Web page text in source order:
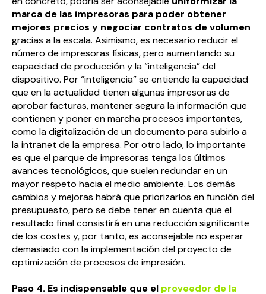
marca de las impresoras para poder obtener
mejores precios y negociar contratos de volumen
gracias a la escala. Asimismo, es necesario reducir el
número de impresoras físicas, pero aumentando su
capacidad de producción y la “inteligencia” del
dispositivo. Por “inteligencia” se entiende la capacidad
que en la actualidad tienen algunas impresoras de
aprobar facturas, mantener segura la información que
contienen y poner en marcha procesos importantes,
como la digitalización de un documento para subirlo a
la intranet de la empresa. Por otro lado, lo importante
es que el parque de impresoras tenga los últimos
avances tecnológicos, que suelen redundar en un
mayor respeto hacia el medio ambiente. Los demás
cambios y mejoras habrá que priorizarlos en función del
presupuesto, pero se debe tener en cuenta que el
resultado final consistirá en una reducción significante
de los costes y, por tanto, es aconsejable no esperar
demasiado con la implementación del proyecto de
optimización de procesos de impresión.
Paso 4. Es indispensable que el proveedor de la